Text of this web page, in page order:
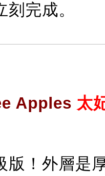
刻完成。
Apples 太
版！外層是